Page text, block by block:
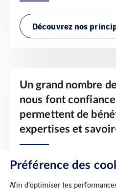
Découvrez nos
Un grand nombre
nous font
permettent de
expertises et
• Réseau : CISCO, ARUBA
• WiFi : CISCO, ARUBA, RUCKUS
Préférence des
Afin d’optimiser les